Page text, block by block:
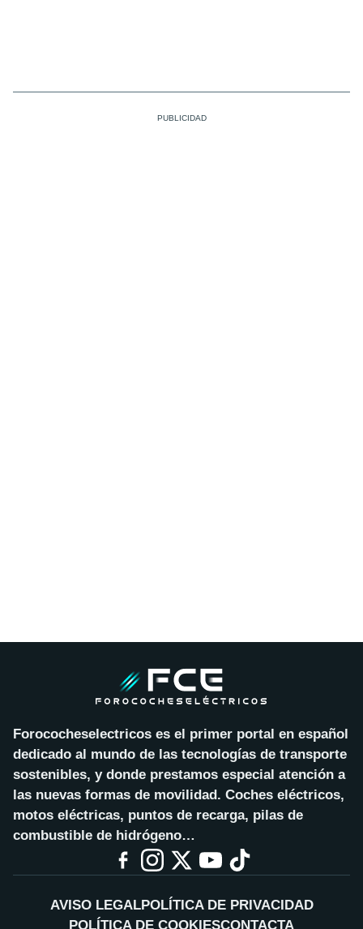
Forococheselectricos es el primer portal en español
dedicado al mundo de las tecnologías de transporte
sostenibles, y donde prestamos especial atención a
las nuevas formas de movilidad. Coches eléctricos,
motos eléctricas, puntos de recarga, pilas de
combustible de hidrógeno…
AVISO LEGALPOLÍTICA DE PRIVACIDAD
POLÍTICA DE COOKIESCONTACTA